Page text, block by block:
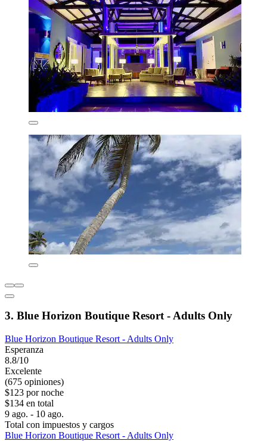
3. Blue Horizon Boutique Resort - Adults Only
Blue Horizon Boutique Resort - Adults Only
Esperanza
8.8/10
Excelente
(675 opiniones)
$123 por noche
$134 en total
9 ago. - 10 ago.
Total con impuestos y cargos
Blue Horizon Boutique Resort - Adults Only